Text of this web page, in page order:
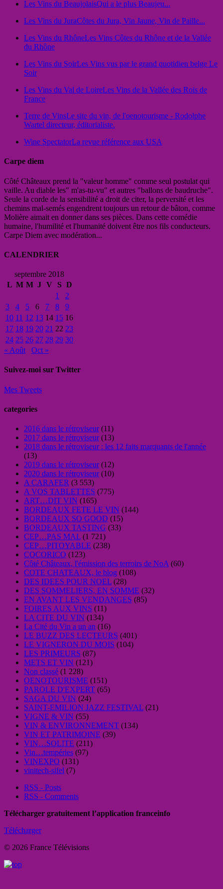
Les Vins du BeaujolaisQui a le plus Beaujeu...
Les Vins du JuraCôtes du Jura, Vin Jaune, Vin de Paille...
Les Vins du RhôneLes Vins Côtes du Rhône et de la Vallée
du Rhône
Les Vins du SoirLes Vins vus par le grand quotidien belge Le
Soir
Les Vins du Val de LoireLes Vins de la Vallée des Rois de
France
Terre de VinsLe site du vin, de l'oenotourisme - Rodolphe
Wartel directeur, éditorialiste.
Wine SpectatorLa revue référence aux USA
Carpe diem
Côté Châteaux prend la "valeur homme" comme seul postulat qui
vaille. Au diable les" m'as-tu-vu" et autres "ballons de baudruche".
Seule la corde de la sensibilité a droit de citer, la perversité et les
chemins mal-semés engendrent toujours un retour de bâton, comme
Molière aimait en donner dans ses pièces. Dans cette comédie
humaine, l'humilité et l'humanité doivent être nos fils conducteurs.
Carpe Diem avec modération...
CALENDRIER
septembre 2018
L M M J V S D
1
2
3
4 5 6 7 8
9
10 11 12 13 14 15 16
17 18 19 20 21 22 23
24 25 26 27 28 29 30
« Août
Oct »
Suivez-moi sur Twitter
Mes Tweets
categories
2016 dans le rétroviseur(11)
2017 dans le rétroviseur(13)
2018 dans le rétroviseur : les 12 faits marquants de l'année
(13)
2019 dans le rétroviseur(12)
2020 dans le rétroviseur(10)
A CARAFER (3 553)
A VOS TABLETTES (775)
ART…DIT VIN (165)
BORDEAUX FETE LE VIN (144)
BORDEAUX SO GOOD (15)
BORDEAUX TASTING (33)
CEP…PAS MAL (1 721)
CEP…PITOYABLE (238)
COCORICO (123)
Côté Châteaux, l'émission des terroirs de NoA (60)
COTE CHATEAUX, le blog (108)
DES IDEES POUR NOEL (28)
DES SOMMELIERS, EN SOMME (32)
EN AVANT LES VENDANGES (85)
FOIRES AUX VINS (11)
LA CITE DU VIN (134)
La Cité du Vin a un an (16)
LE BUZZ DES LECTEURS (401)
LE VIGNERON DU MOIS (104)
LES PRIMEURS (87)
METS ET VIN (121)
Non classé (1 228)
OENOTOURISME (151)
PAROLE D'EXPERT (65)
SAGA DU VIN (24)
SAINT-EMILION JAZZ FESTIVAL (21)
VIGNE & VIN (55)
VIN & ENVIRONNEMENT (134)
VIN ET PATRIMOINE (39)
VIN…SOLITE (211)
Vin…tempéries (97)
VINEXPO (131)
vinitech-sifel (7)
RSS - Posts
RSS - Comments
Télécharger gratuitement l’application franceinfo
Télécharger
© 2026 France Télévisions